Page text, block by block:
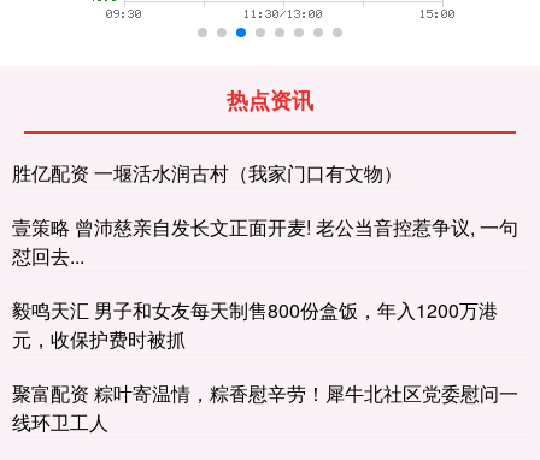
热点资讯
胜亿配资 一堰活水润古村（我家门口有文物）
壹策略 曾沛慈亲自发长文正面开麦! 老公当音控惹争议, 一句
怼回去...
毅鸣天汇 男子和女友每天制售800份盒饭，年入1200万港
元，收保护费时被抓
聚富配资 粽叶寄温情，粽香慰辛劳！犀牛北社区党委慰问一
线环卫工人